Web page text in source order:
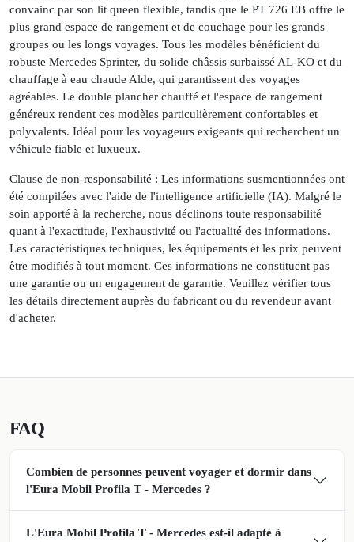
convainc par son lit queen flexible, tandis que le PT 726 EB offre le
plus grand espace de rangement et de couchage pour les grands
groupes ou les longs voyages. Tous les modèles bénéficient du
robuste Mercedes Sprinter, du solide châssis surbaissé AL-KO et du
chauffage à eau chaude Alde, qui garantissent des voyages
agréables. Le double plancher chauffé et l'espace de rangement
généreux rendent ces modèles particulièrement confortables et
polyvalents. Idéal pour les voyageurs exigeants qui recherchent un
véhicule fiable et luxueux.
Clause de non-responsabilité : Les informations susmentionnées ont
été compilées avec l'aide de l'intelligence artificielle (IA). Malgré le
soin apporté à la recherche, nous déclinons toute responsabilité
quant à l'exactitude, l'exhaustivité ou l'actualité des informations.
Les caractéristiques techniques, les équipements et les prix peuvent
être modifiés à tout moment. Ces informations ne constituent pas
une garantie ou un engagement de garantie. Veuillez vérifier tous
les détails directement auprès du fabricant ou du revendeur avant
d'acheter.
FAQ
Combien de personnes peuvent voyager et dormir dans
l'Eura Mobil Profila T - Mercedes ?
L'Eura Mobil Profila T - Mercedes est-il adapté à